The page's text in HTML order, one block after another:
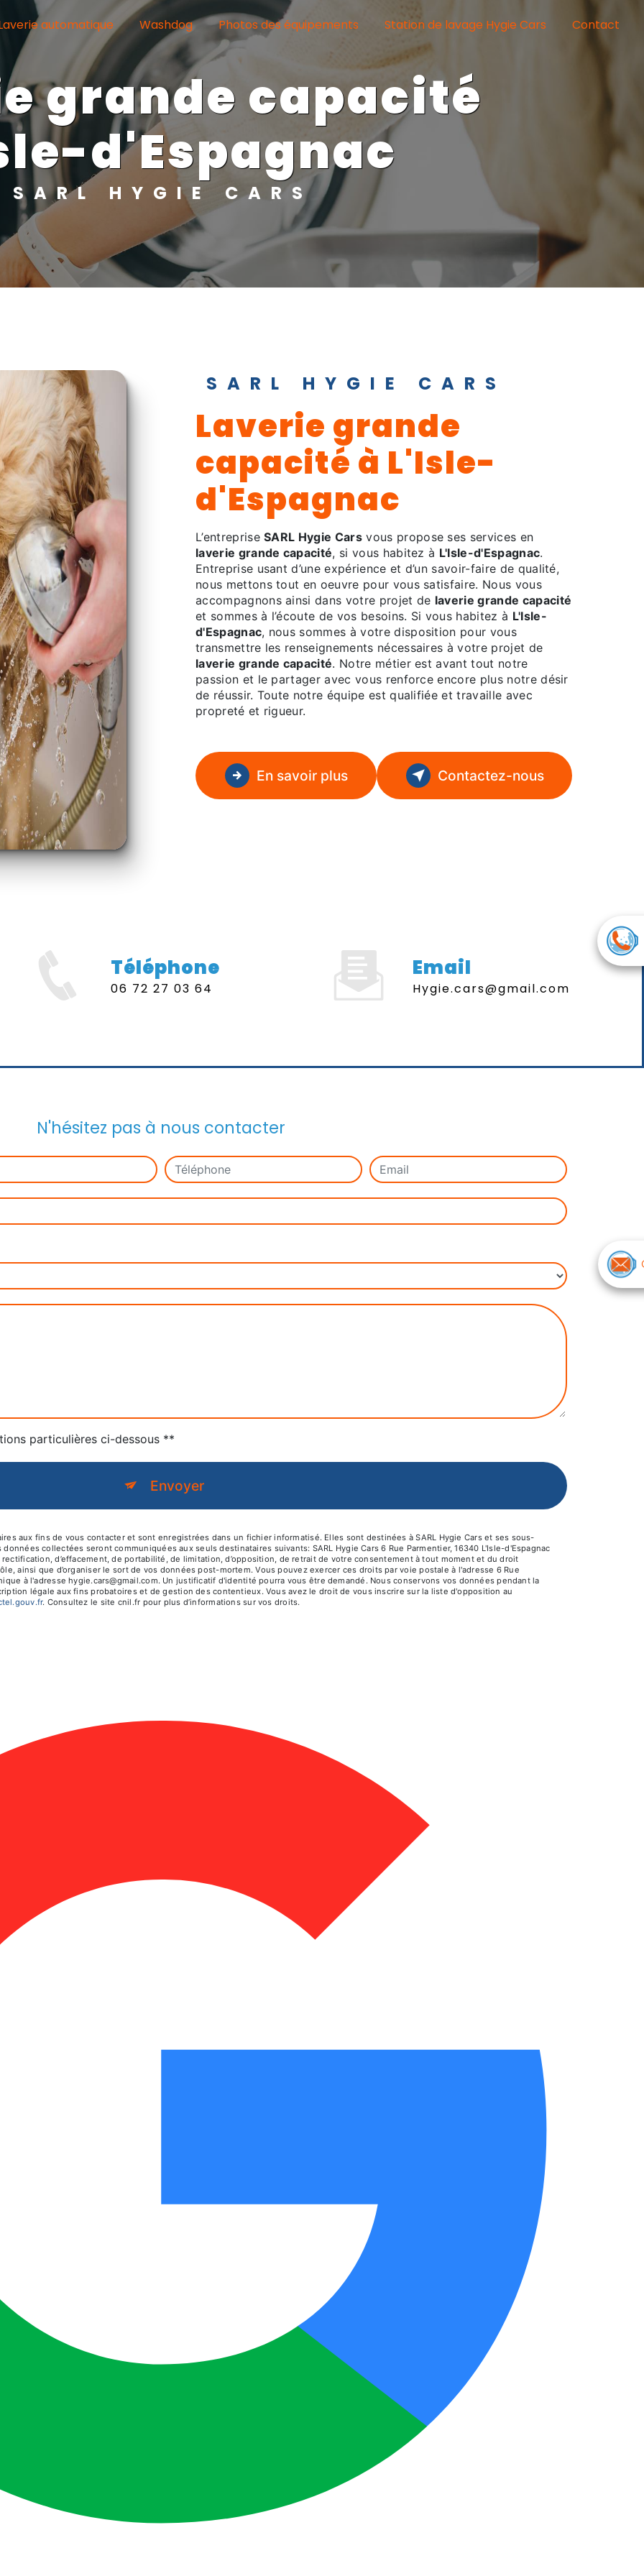
automatique Washdog Photos des équipements Station de lavage Hygie Cars Contact
d'Espagnac
SARL HYGIE CARS
SARL HYGIE CARS
laverie grande
capacité à L'Isle-
d'Espagnac
L’entrepriseSARL Hygie Carsvous propose ses services en
laverie grande capacité, si vous habitez à L'Isle-d'Espagnac.
Entreprise usant d’une expérience et d’un savoir-faire de qualité,
nous mettons tout en oeuvre pour vous satisfaire. Nous vous
accompagnons ainsi dans votre projet de laverie grande capacité
et sommes à l’écoute de vos besoins. Si vous habitez à L'Isle-
d'Espagnac, nous sommes à votre disposition pour vous
transmettre les renseignements nécessaires à votre projet de
laverie grande capacité. Notre métier est avant tout notre
passion et le partager avec vous renforce encore plus notre désir
de réussir. Toute notre équipe est qualifiée et travaille avec
propreté et rigueur.
En savoir plus Contactez-nous
Téléphone
06 72 27 03 64
Email
hygie.cars@gmail.com
N'hésitez pas à nous contacter
particulières ci-dessous **
Envoyer
aux fins de vous contacter et sont enregistrées dans un fichier informatisé. Elles sont destinées à SARL Hygie Cars et ses sous-
collectées seront communiquées aux seuls destinataires suivants: SARL Hygie Cars 6 Rue Parmentier, 16340 L'Isle-d'Espagnac
rectification, d’effacement, de portabilité, de limitation, d’opposition, de retrait de votre consentement à tout moment et du droit
ainsi que d’organiser le sort de vos données post-mortem. Vous pouvez exercer ces droits par voie postale à l'adresse 6 Rue
à l'adresse hygie.cars@gmail.com. Un justificatif d'identité pourra vous être demandé. Nous conservons vos données pendant la
légale aux fins probatoires et de gestion des contentieux. Vous avez le droit de vous inscrire sur la liste d'opposition au
. Consultez le site cnil.fr pour plus d’informations sur vos droits.